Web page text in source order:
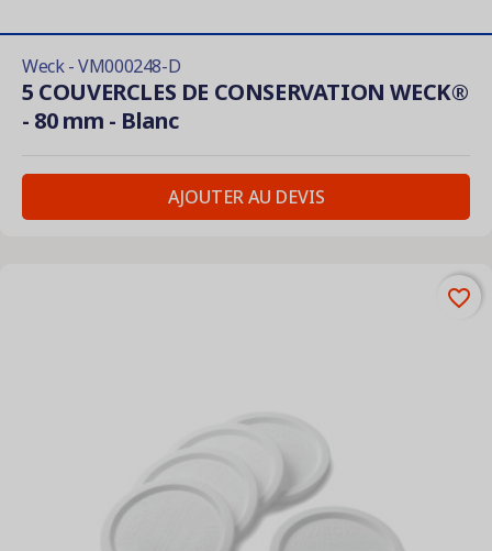
Weck - VM000248-D
5 COUVERCLES DE CONSERVATION WECK®
- 80 mm - Blanc
AJOUTER AU DEVIS
favorite_border